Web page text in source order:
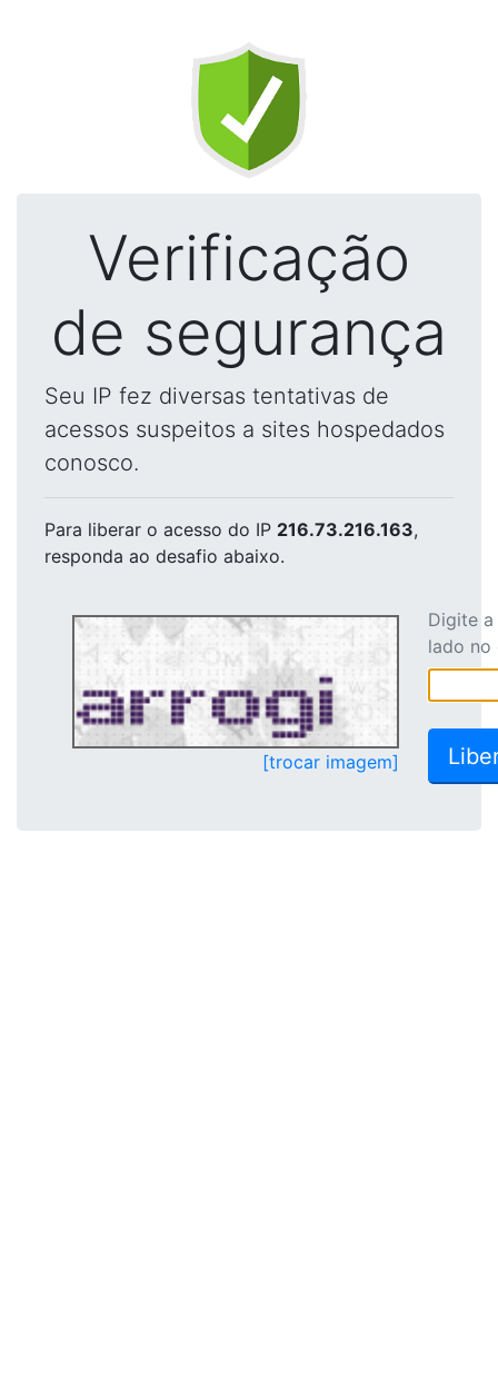
Verificação
de segurança
Seu IP fez diversas tentativas de
acessos suspeitos a sites hospedados
conosco.
Para liberar o acesso do IP 216.73.216.163,
responda ao desafio abaixo.
[trocar imagem]
Digite
lado no